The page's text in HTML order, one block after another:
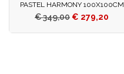
PASTEL HARMONY 100X100CM
€349,00 € 279,20